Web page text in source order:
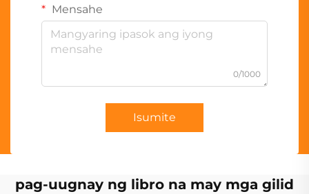
Mensahe
0/1000
Isumite
pag-uugnay ng libro na may mga gilid